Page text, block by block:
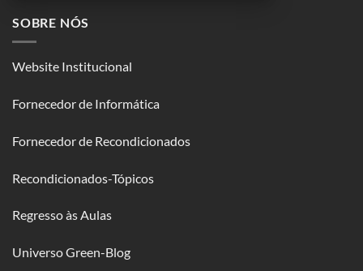
SOBRE NÓS
Website Institucional
Fornecedor de Informática
Fornecedor de Recondicionados
Recondicionados-Tópicos
Regresso às Aulas
Universo Green-Blog